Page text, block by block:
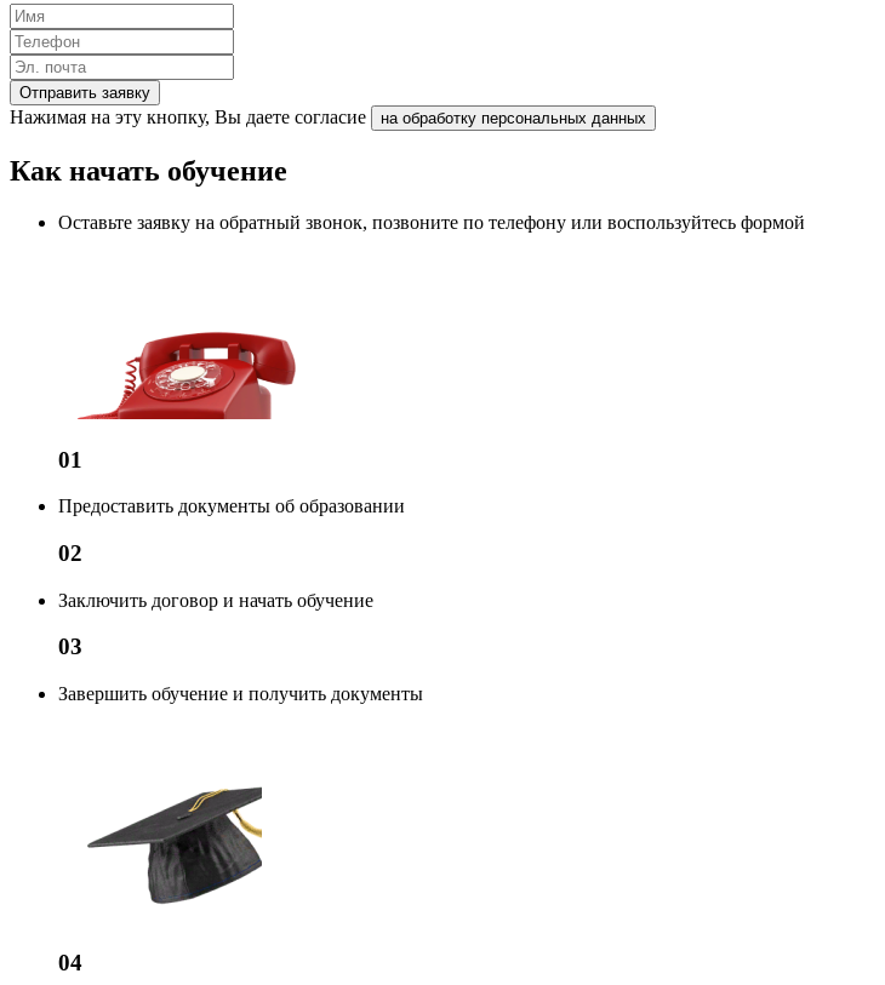
Отправить заявку
Нажимая на эту кнопку, Вы даете согласие на обработку персональных данных
Как начать обучение
Оставьте заявку на обратный звонок, позвоните по телефону или воспользуйтесь формой
01
Предоставить документы об образовании
02
Заключить договор и начать обучение
03
Завершить обучение и получить документы
04